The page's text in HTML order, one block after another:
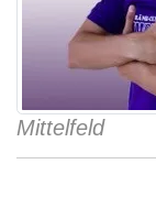
Mittelfeld